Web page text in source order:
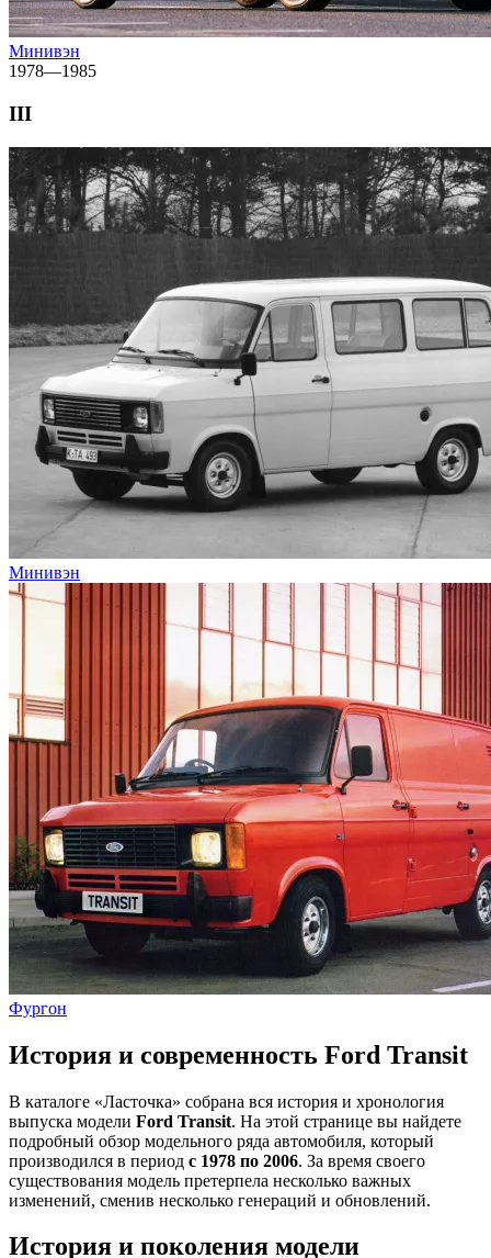
Минивэн
1978—1985
III
Минивэн
Фургон
История и современность Ford Transit
В каталоге «Ласточка» собрана вся история и хронология
выпуска модели Ford Transit. На этой странице вы найдете
подробный обзор модельного ряда автомобиля, который
производился в период с 1978 по 2006. За время своего
существования модель претерпела несколько важных
изменений, сменив несколько генераций и обновлений.
История и поколения модели